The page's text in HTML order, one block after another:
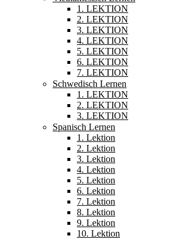
1. LEKTION
2. LEKTION
3. LEKTION
4. LEKTION
5. LEKTION
6. LEKTION
7. LEKTION
Schwedisch Lernen
1. LEKTION
2. LEKTION
3. LEKTION
Spanisch Lernen
1. Lektion
2. Lektion
3. Lektion
4. Lektion
5. Lektion
6. Lektion
7. Lektion
8. Lektion
9. Lektion
10. Lektion